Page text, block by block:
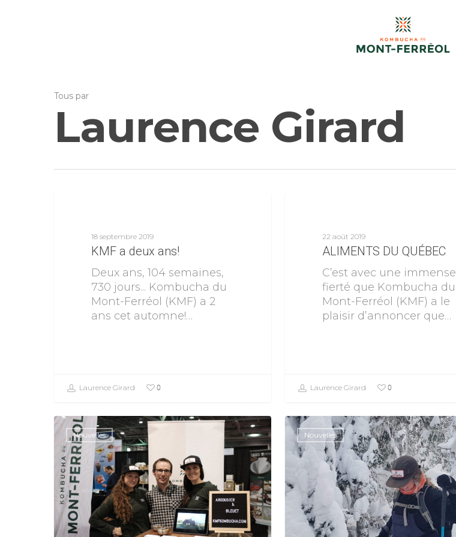
Tous par
Laurence Girard
18 septembre 2019
KMF a deux ans!
Deux ans, 104 semaines,
730 jours... Kombucha du
Mont-Ferréol (KMF) a 2
ans cet automne!…
Laurence Girard 0
22 août 2019
ALIMENTS DU QUÉBEC
C’est avec une immense
fierté que Kombucha du
Mont-Ferréol (KMF) a le
plaisir d’annoncer que…
Laurence Girard 0
Nouvelles Nouvelles